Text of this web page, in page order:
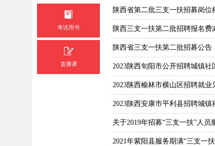
考试用书
直播课
陕西省第二批三支一扶招募岗位
陕西三支一扶第二批招聘报名费
陕西省三支一扶第二批招募公告
2023陕西旬阳市公开招聘城镇社
2023陕西榆林市横山区招聘就业
2023陕西安康市平利县招聘城镇
关于2019年招募“三支一扶”人
2021年紫阳县服务期满“三支一